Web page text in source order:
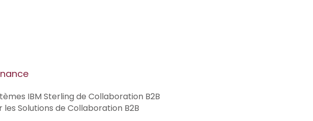
IBM Sterling de Collaboration B2B
Solutions de Collaboration B2B